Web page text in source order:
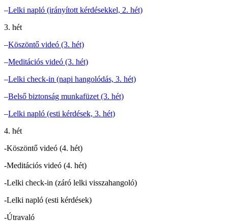
–Lelki napló (irányított kérdésekkel, 2. hét)
3. hét
–Köszöntő videó (3. hét)
–Meditációs videó (3. hét)
–Lelki check-in (napi hangolódás, 3. hét)
–Belső biztonság munkafüzet (3. hét)
–Lelki napló (esti kérdések, 3. hét)
4. hét
-Köszöntő videó (4. hét)
-Meditációs videó (4. hét)
-Lelki check-in (záró lelki visszahangoló)
-Lelki napló (esti kérdések)
-Útravaló